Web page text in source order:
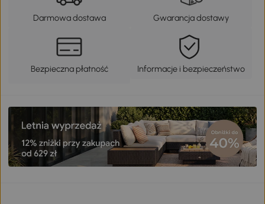
Darmowa dostawa Gwarancja dostawy
Bezpieczna płatność Informacje i bezpieczeństwo